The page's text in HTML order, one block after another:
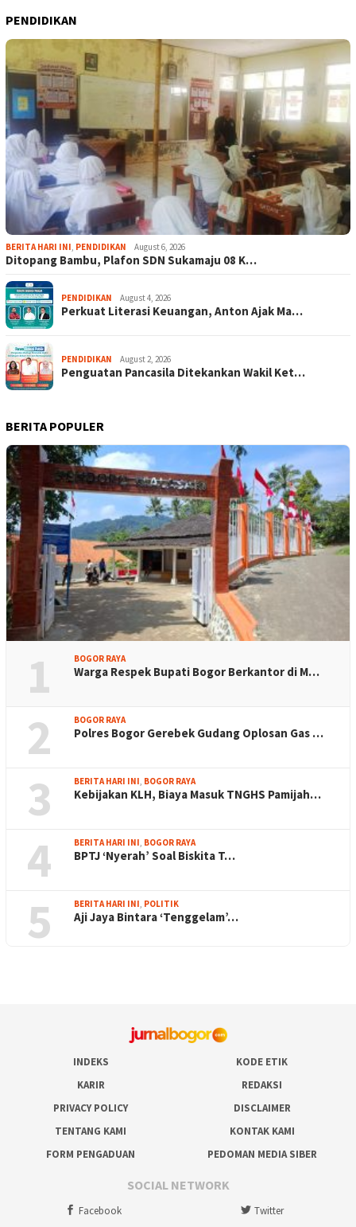
PENDIDIKAN
BERITA HARI INI, PENDIDIKAN August 6, 2026
Ditopang Bambu, Plafon SDN Sukamaju 08 K…
PENDIDIKAN August 4, 2026
Perkuat Literasi Keuangan, Anton Ajak Ma…
PENDIDIKAN August 2, 2026
Penguatan Pancasila Ditekankan Wakil Ket…
BERITA POPULER
1 BOGOR RAYA
Warga Respek Bupati Bogor Berkantor di M…
2 BOGOR RAYA
Polres Bogor Gerebek Gudang Oplosan Gas …
3 BERITA HARI INI BOGOR RAYA
Kebijakan KLH, Biaya Masuk TNGHS Pamijah…
4 BERITA HARI INI BOGOR RAYA
BPTJ ‘Nyerah’ Soal Biskita T…
5 BERITA HARI INI POLITIK
Aji Jaya Bintara ‘Tenggelam’…
INDEKS
KODE ETIK
KARIR
REDAKSI
PRIVACY POLICY
DISCLAIMER
TENTANG KAMI
KONTAK KAMI
FORM PENGADUAN
PEDOMAN MEDIA SIBER
SOCIAL NETWORK
Facebook Twitter